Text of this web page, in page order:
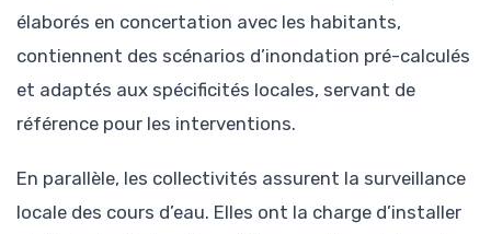
élaborés en concertation avec les habitants,
contiennent des scénarios d’inondation pré-calculés
et adaptés aux spécificités locales, servant de
référence pour les interventions.
En parallèle, les collectivités assurent la surveillance
locale des cours d’eau. Elles ont la charge d’installer